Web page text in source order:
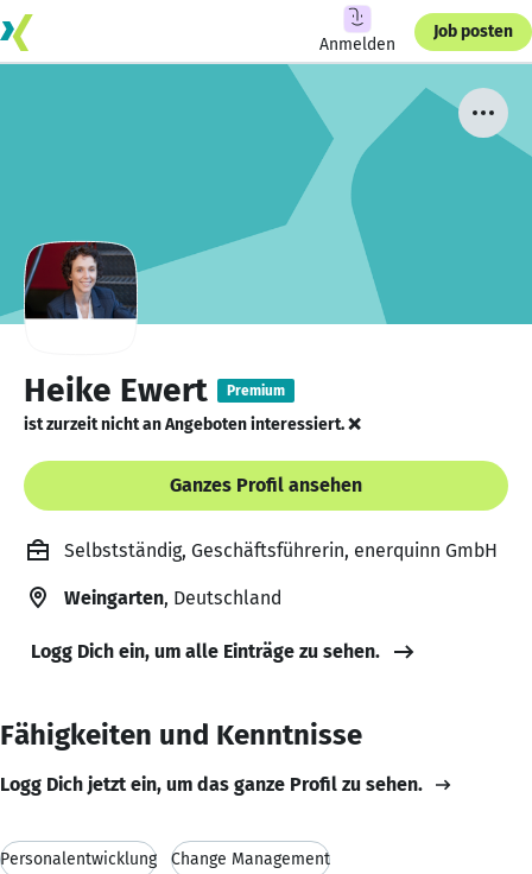
Anmelden
Job posten
Heike Ewert Premium
ist zurzeit nicht an Angeboten interessiert. ❌
Ganzes Profil ansehen
Selbstständig, Geschäftsführerin, enerquinn GmbH
Weingarten, Deutschland
Logg Dich ein, um alle Einträge zu sehen.
Fähigkeiten und Kenntnisse
Logg Dich jetzt ein, um das ganze Profil zu sehen.
Personalentwicklung Change Management